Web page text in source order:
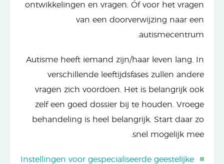
ontwikkelingen en vragen. Óf voor het vragen
van een doorverwijzing naar een
autismecentrum.
Autisme heeft iemand zijn/haar leven lang. In
verschillende leeftijdsfases zullen andere
vragen zich voordoen. Het is belangrijk ook
zelf een goed dossier bij te houden. Vroege
behandeling is heel belangrijk. Start daar zo
snel mogelijk mee.
Instellingen voor gespecialiseerde geestelijke